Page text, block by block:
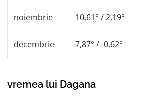
noiembrie 10,61° / 2,19°
decembrie 7,87° / -0,62°
vremea lui Dagana